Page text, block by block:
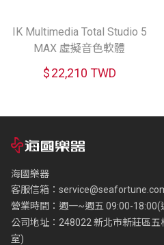
IK Multimedia Total Studio 5
MAX 虛擬音色軟體
$22,210 TWD
海國樂器
客服信箱：
營業時間：週一~週五 09:00-18:00(
公司地址：248022 新北市新莊區
室)